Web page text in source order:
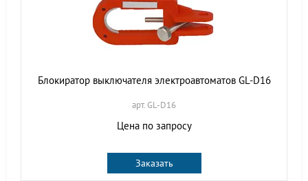
Блокиратор выключателя электроавтоматов GL-D16
арт. GL-D16
Цена по запросу
Заказать